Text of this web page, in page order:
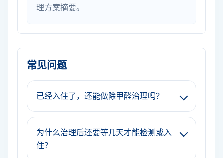
理方案摘要。
常见问题
已经入住了，还能做除甲醛治理吗？
为什么治理后还要等几天才能检测或入
住？